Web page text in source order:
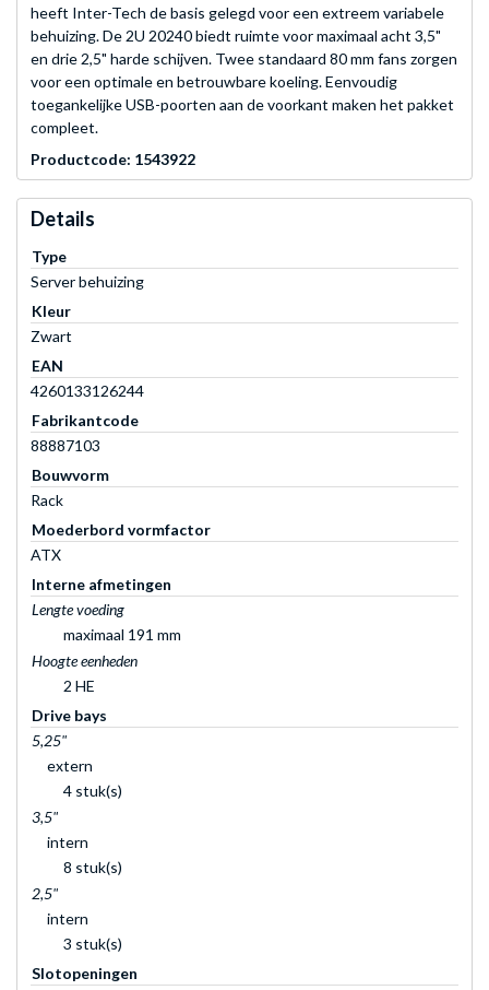
heeft Inter-Tech de basis gelegd voor een extreem variabele
behuizing. De 2U 20240 biedt ruimte voor maximaal acht 3,5"
en drie 2,5" harde schijven. Twee standaard 80 mm fans zorgen
voor een optimale en betrouwbare koeling. Eenvoudig
toegankelijke USB-poorten aan de voorkant maken het pakket
compleet.
Productcode: 1543922
Details
Type
Server behuizing
Kleur
Zwart
EAN
4260133126244
Fabrikantcode
88887103
Bouwvorm
Rack
Moederbord vormfactor
ATX
Interne afmetingen
Lengte voeding
maximaal 191 mm
Hoogte eenheden
2 HE
Drive bays
5,25"
extern
4 stuk(s)
3,5"
intern
8 stuk(s)
2,5"
intern
3 stuk(s)
Slotopeningen